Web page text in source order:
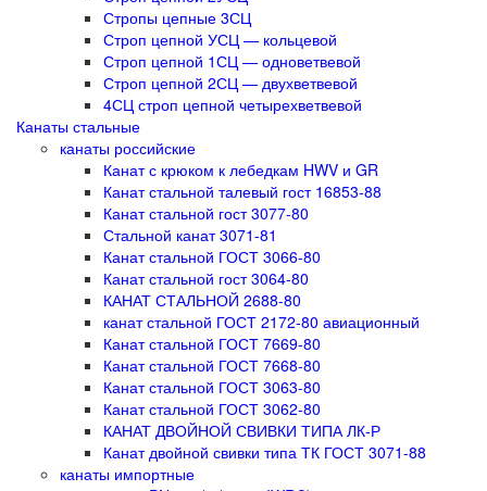
Стропы цепные 3СЦ
Строп цепной УСЦ — кольцевой
Строп цепной 1СЦ — одноветвевой
Строп цепной 2СЦ — двухветвевой
4СЦ строп цепной четырехветвевой
Канаты стальные
канаты российские
Канат с крюком к лебедкам HWV и GR
Канат стальной талевый гост 16853-88
Канат стальной гост 3077-80
Стальной канат 3071-81
Канат стальной ГОСТ 3066-80
Канат стальной гост 3064-80
КАНАТ СТАЛЬНОЙ 2688-80
канат стальной ГОСТ 2172-80 авиационный
Канат стальной ГОСТ 7669-80
Канат стальной ГОСТ 7668-80
Канат стальной ГОСТ 3063-80
Канат стальной ГОСТ 3062-80
КАНАТ ДВОЙНОЙ СВИВКИ ТИПА ЛК-Р
Канат двойной свивки типа ТК ГОСТ 3071-88
канаты импортные